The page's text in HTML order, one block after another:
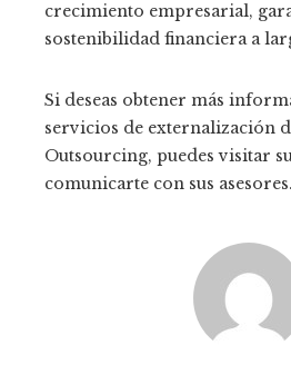
crecimiento empresarial,
sostenibilidad financiera a
Si deseas obtener más
servicios de externalización
Outsourcing, puedes visitar
comunicarte con sus asesores.